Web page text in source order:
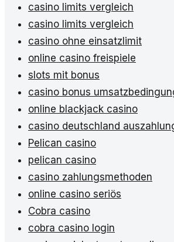
casino limits vergleich
casino limits vergleich
casino ohne einsatzlimit
online casino freispiele
slots mit bonus
casino bonus
online blackjack casino
casino deutschland
Pelican casino
pelican casino
casino zahlungsmethoden
online casino seriös
Cobra casino
cobra casino login